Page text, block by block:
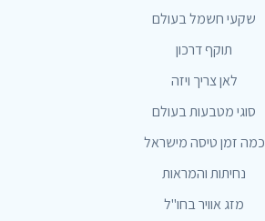
שקעי חשמל בעולם
תוקף דרכון
לאן צריך ויזה
סוגי מטבעות בעולם
כמה זמן טיסה מישראל
נחיתות והמראות
מזג אוויר בחו"ל